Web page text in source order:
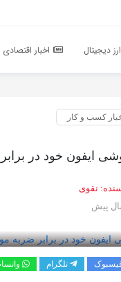
دیجیتال اخبار اقتصادی
کسب و کار
ایفون خود در
نقوی
تلگرام